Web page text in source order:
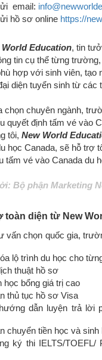
email:
hồ sơ online https://
World Education, tin
tin cụ thể từng
hợp với sinh viên, tạo
diện tuyển sinh từ các
chọn chuyên ngành,
quyết định tấm vé vào
tôi, New World
học Canada, sẽ hỗ trợ
tấm vé vào Canada du
Bộ phận Marketing
toàn diện từ New
vấn chọn quốc gia,
lộ trình du học cho
thuật hồ sơ
học bổng giá trị cao
thủ tục hồ sơ Visa
dẫn luyện trả lời
chuyển tiền học và sinh
ký thi IELTS/TOEFL/